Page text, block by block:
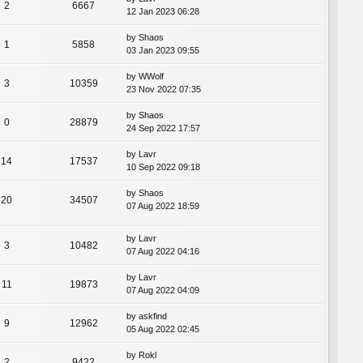
2 6667
12 Jan 2023 06:28
1 5858
by Shaos
03 Jan 2023 09:55
3 10359
by WWolf
23 Nov 2022 07:35
0 28879
by Shaos
24 Sep 2022 17:57
14 17537
by
Lavr
10 Sep 2022 09:18
20 34507
by Shaos
07 Aug 2022 18:59
3 10482
by
Lavr
07 Aug 2022 04:16
11 19873
by
Lavr
07 Aug 2022 04:09
9 12962
by askfind
05 Aug 2022 02:45
by Rokl